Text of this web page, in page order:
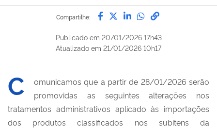
Compartilhe: Compartilhe por Facebook
Compartilhe por Twitter
Compartilhe por
Compartilhe
link para
Publicado em 20/01/2026 17h43
Atualizado em 21/01/2026 10h17
C
omunicamos que a partir de 28/01/2026 serão
promovidas as seguintes alterações nos
tratamentos administrativos aplicado às importações
dos produtos classificados nos subitens da